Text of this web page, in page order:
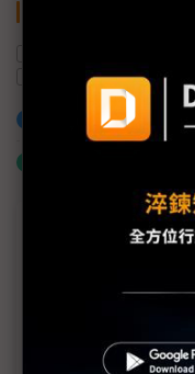
OLED電視
加入已選取到「關
議題精選－
三星聚焦可捲式顯
5年內市佔從5%大
顯示主流